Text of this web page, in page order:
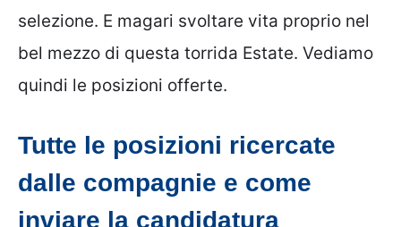
selezione. E magari svoltare vita proprio nel
bel mezzo di questa torrida Estate. Vediamo
quindi le posizioni offerte.
Tutte le posizioni ricercate
dalle compagnie e come
inviare la candidatura